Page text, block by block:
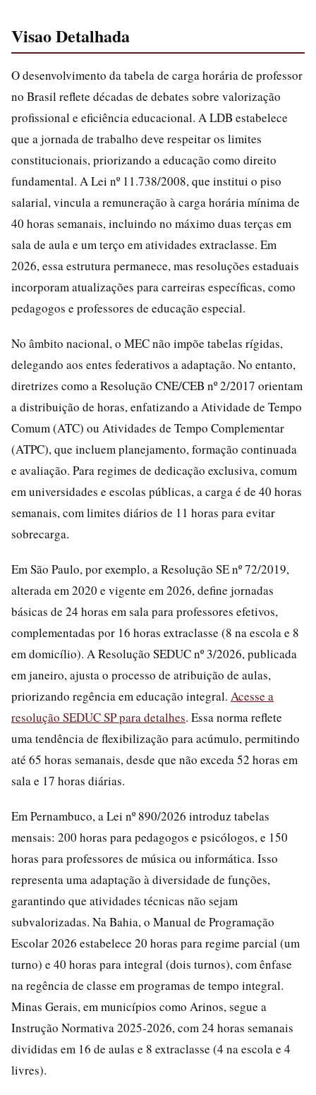
Visao Detalhada
O desenvolvimento da tabela de carga horária de professor
no Brasil reflete décadas de debates sobre valorização
profissional e eficiência educacional. A LDB estabelece
que a jornada de trabalho deve respeitar os limites
constitucionais, priorizando a educação como direito
fundamental. A Lei nº 11.738/2008, que institui o piso
salarial, vincula a remuneração à carga horária mínima de
40 horas semanais, incluindo no máximo duas terças em
sala de aula e um terço em atividades extraclasse. Em
2026, essa estrutura permanece, mas resoluções estaduais
incorporam atualizações para carreiras específicas, como
pedagogos e professores de educação especial.
No âmbito nacional, o MEC não impõe tabelas rígidas,
delegando aos entes federativos a adaptação. No entanto,
diretrizes como a Resolução CNE/CEB nº 2/2017 orientam
a distribuição de horas, enfatizando a Atividade de Tempo
Comum (ATC) ou Atividades de Tempo Complementar
(ATPC), que incluem planejamento, formação continuada
e avaliação. Para regimes de dedicação exclusiva, comum
em universidades e escolas públicas, a carga é de 40 horas
semanais, com limites diários de 11 horas para evitar
sobrecarga.
Em São Paulo, por exemplo, a Resolução SE nº 72/2019,
alterada em 2020 e vigente em 2026, define jornadas
básicas de 24 horas em sala para professores efetivos,
complementadas por 16 horas extraclasse (8 na escola e 8
em domicílio). A Resolução SEDUC nº 3/2026, publicada
em janeiro, ajusta o processo de atribuição de aulas,
priorizando regência em educação integral. Acesse a
resolução SEDUC SP para detalhes. Essa norma reflete
uma tendência de flexibilização para acúmulo, permitindo
até 65 horas semanais, desde que não exceda 52 horas em
sala e 17 horas diárias.
Em Pernambuco, a Lei nº 890/2026 introduz tabelas
mensais: 200 horas para pedagogos e psicólogos, e 150
horas para professores de música ou informática. Isso
representa uma adaptação à diversidade de funções,
garantindo que atividades técnicas não sejam
subvalorizadas. Na Bahia, o Manual de Programação
Escolar 2026 estabelece 20 horas para regime parcial (um
turno) e 40 horas para integral (dois turnos), com ênfase
na regência de classe em programas de tempo integral.
Minas Gerais, em municípios como Arinos, segue a
Instrução Normativa 2025-2026, com 24 horas semanais
divididas em 16 de aulas e 8 extraclasse (4 na escola e 4
livres).